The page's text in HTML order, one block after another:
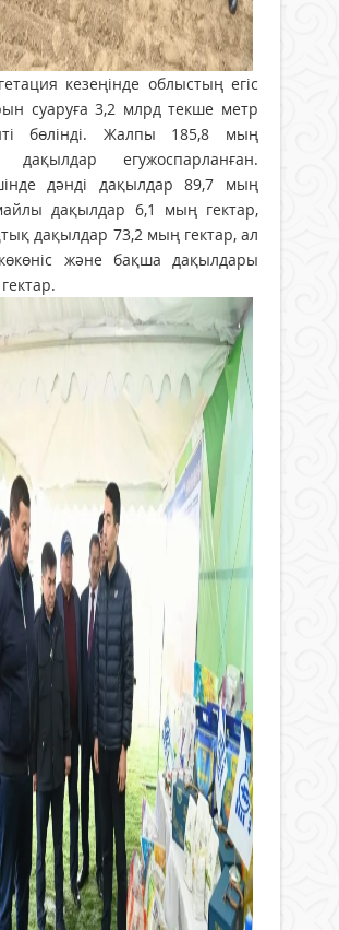
кезеңінде облыстың егіс
суаруға 3,2 млрд текше метр
бөлінді. Жалпы 185,8 мың
дақылдар егужоспарланған.
дәнді дақылдар 89,7 мың
дақылдар 6,1 мың гектар,
дақылдар 73,2 мың гектар, ал
және бақша дақылдары